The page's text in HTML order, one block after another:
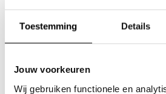
Toestemming Details
Jouw voorkeuren
Wij gebruiken functionele en